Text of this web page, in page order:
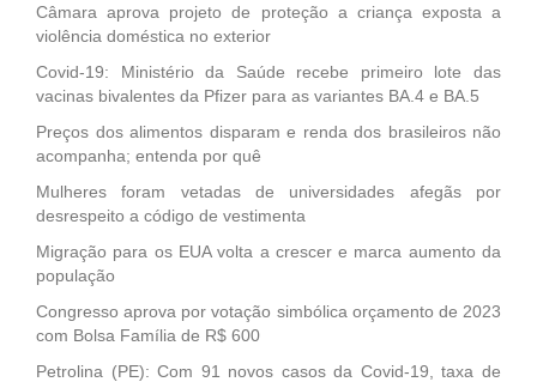
Câmara aprova projeto de proteção a criança exposta a
violência doméstica no exterior
Covid-19: Ministério da Saúde recebe primeiro lote das
vacinas bivalentes da Pfizer para as variantes BA.4 e BA.5
Preços dos alimentos disparam e renda dos brasileiros não
acompanha; entenda por quê
Mulheres foram vetadas de universidades afegãs por
desrespeito a código de vestimenta
Migração para os EUA volta a crescer e marca aumento da
população
Congresso aprova por votação simbólica orçamento de 2023
com Bolsa Família de R$ 600
Petrolina (PE): Com 91 novos casos da Covid-19, taxa de